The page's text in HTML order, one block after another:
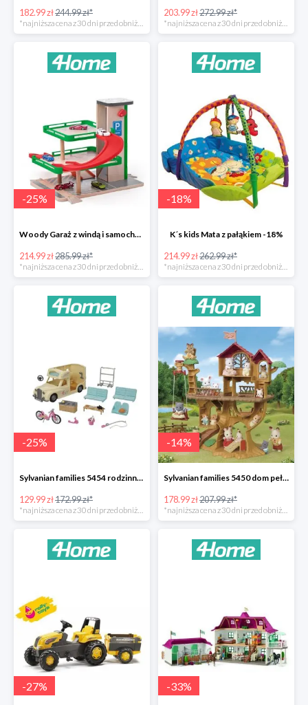
182.99 zł244.99 zł* 203.99 zł272.99 zł*
-25%
Woody Garaż z windą i samochodziki SIKU -25%
214.99 zł285.99 zł*
-18%
K´s kids Mata z pałąkiem -18%
214.99 zł262.99 zł*
-25%
Sylvanian families 5454 rodzinny kamper -25%
129.99 zł172.99 zł*
*najniższa cena z 30 dni przed obniżką
-14%
Sylvanian families 5450 dom pełen przygód na drzewie -14%
178.99 zł207.99 zł*
*najniższa cena z 30 dni przed obniżką
-27% -33%